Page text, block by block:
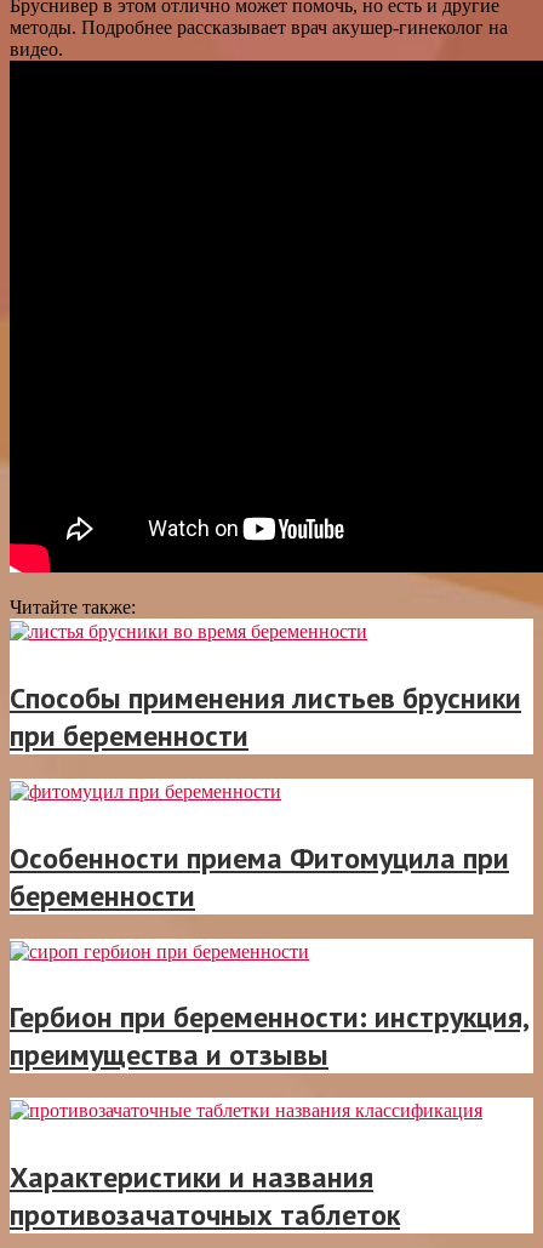
Бруснивер в этом отлично может помочь, но есть и другие
методы. Подробнее рассказывает врач акушер-гинеколог на
видео.
Читайте также:
Способы применения листьев брусники
при беременности
Особенности приема Фитомуцила при
беременности
Гербион при беременности: инструкция,
преимущества и отзывы
Характеристики и названия
противозачаточных таблеток